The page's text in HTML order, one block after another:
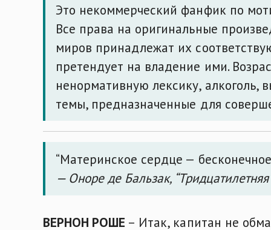
Это некоммерческий фанфик по
Все права на оригинальные
миров принадлежат их
претендует на владение ими.
ненормативную лексику,
темы, предназначенные для
“Материнское сердце —
— Оноре де Бальзак,
ВЕРНОН РОШЕ – Итак, капитан не